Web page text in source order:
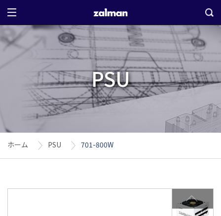
PSU
ホーム PSU 701-800W